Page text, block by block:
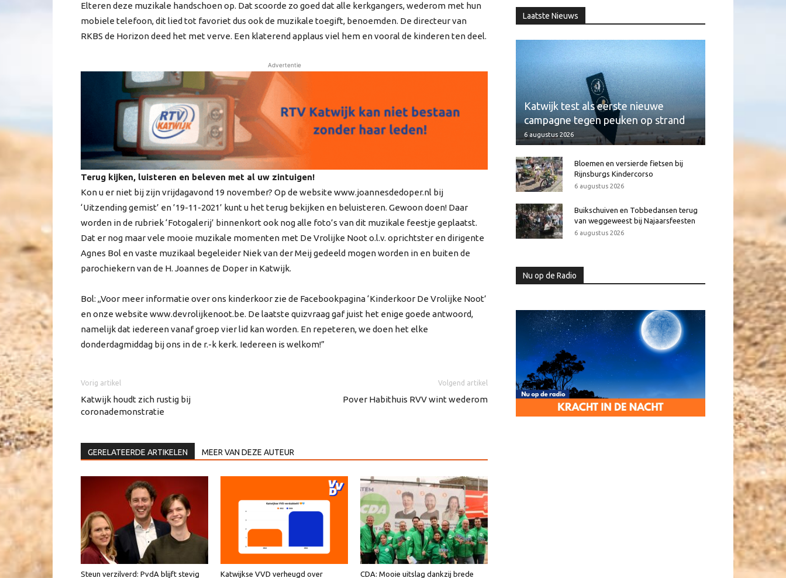
Elteren deze muzikale handschoen op. Dat scoorde zo goed dat alle kerkgangers, wederom met hun
mobiele telefoon, dit lied tot favoriet dus ook de muzikale toegift, benoemden. De directeur van
RKBS de Horizon deed het met verve. Een klaterend applaus viel hem en vooral de kinderen ten deel.
Advertentie
Terug kijken, luisteren en beleven met al uw zintuigen!
Kon u er niet bij zijn vrijdagavond 19 november? Op de website www.joannesdedoper.nl bij
‘Uitzending gemist’ en ’19-11-2021’ kunt u het terug bekijken en beluisteren. Gewoon doen! Daar
worden in de rubriek ‘Fotogalerij’ binnenkort ook nog alle foto’s van dit muzikale feestje geplaatst.
Dat er nog maar vele mooie muzikale momenten met De Vrolijke Noot o.l.v. oprichtster en dirigente
Agnes Bol en vaste muzikaal begeleider Niek van der Meij gedeeld mogen worden in en buiten de
parochiekern van de H. Joannes de Doper in Katwijk.
Bol: ,,Voor meer informatie over ons kinderkoor zie de Facebookpagina ‘Kinderkoor De Vrolijke Noot’
en onze website www.devrolijkenoot.be. De laatste quizvraag gaf juist het enige goede antwoord,
namelijk dat iedereen vanaf groep vier lid kan worden. En repeteren, we doen het elke
donderdagmiddag bij ons in de r.-k kerk. Iedereen is welkom!”
Vorig artikel
Katwijk houdt zich rustig bij
coronademonstratie
Volgend artikel
Pover Habithuis RVV wint wederom
GERELATEERDE ARTIKELEN MEER VAN DEZE AUTEUR
Steun verzilverd: PvdA blijft stevig Katwijkse VVD verheugd over CDA: Mooie uitslag dankzij brede
Laatste Nieuws
Katwijk test als eerste nieuwe
campagne tegen peuken op strand
6 augustus 2026
Bloemen en versierde fietsen bij
Rijnsburgs Kindercorso
6 augustus 2026
Buikschuiven en Tobbedansen terug
van weggeweest bij Najaarsfeesten
6 augustus 2026
Nu op de Radio